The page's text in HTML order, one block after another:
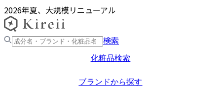
2026年夏、大規模リニューアル
検索
化粧品検索
ブランドから探す